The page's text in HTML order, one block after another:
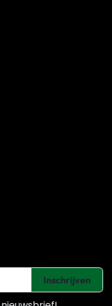
Inschrijven